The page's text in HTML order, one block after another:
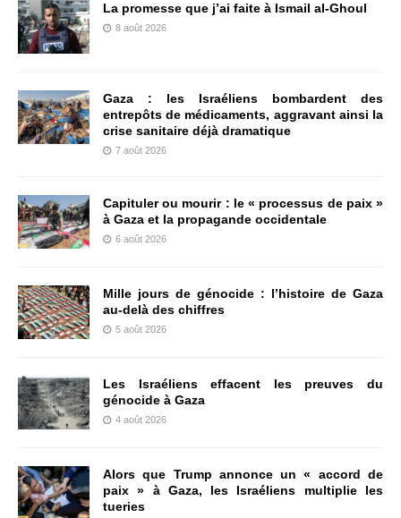
La promesse que j’ai faite à Ismail al-Ghoul
8 août 2026
Gaza : les Israéliens bombardent des
entrepôts de médicaments, aggravant ainsi la
crise sanitaire déjà dramatique
7 août 2026
Capituler ou mourir : le « processus de paix »
à Gaza et la propagande occidentale
6 août 2026
Mille jours de génocide : l’histoire de Gaza
au-delà des chiffres
5 août 2026
Les Israéliens effacent les preuves du
génocide à Gaza
4 août 2026
Alors que Trump annonce un « accord de
paix » à Gaza, les Israéliens multiplie les
tueries